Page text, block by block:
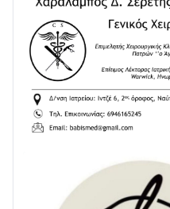
ΕΚΤΑΚΤΟ – ΝΑΥΠΑΚΤΙΑ:
ΠΥΡΟΣΒΕΣΤΙΚΗ ΓΙΑ
ΓΡΑΝΙΤΣΑ
24/07 • 11:03